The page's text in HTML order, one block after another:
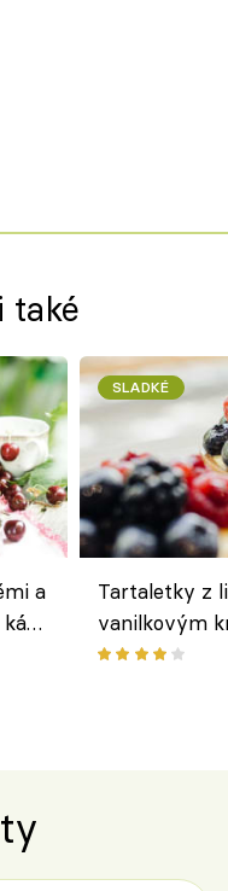
také
a
SLADKÉ
Tartaletky z
vanilkovým
ovocem